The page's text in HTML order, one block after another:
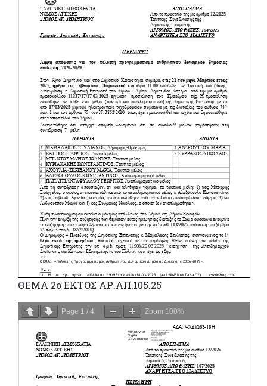
ΘΕΜΑ 2ο ΕΚΤΟΣ ΑΡ.ΑΠ.105.25
Page 1 / 4 Zoom 100%